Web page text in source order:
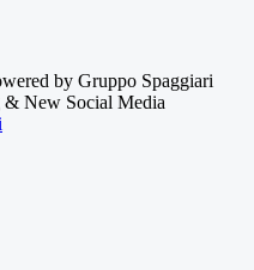
by Gruppo Spaggiari
& New Social Media